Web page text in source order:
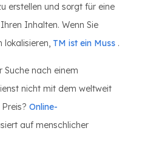
erstellen und sorgt für eine
Inhalten. Wenn Sie
TM ist ein Muss .
Suche nach einem
nicht mit dem weltweit
Online-
auf menschlicher